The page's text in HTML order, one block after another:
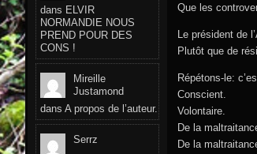
Que les
Le président de
Plutôt que de
Répétons-le:
Conscient.
Volontaire.
De la
De la
dans ELVIR
NORMANDIE NOUS
PREND POUR DES
CONS !
Mireille
Justamond
dans A propos de l’auteur.
Serrz